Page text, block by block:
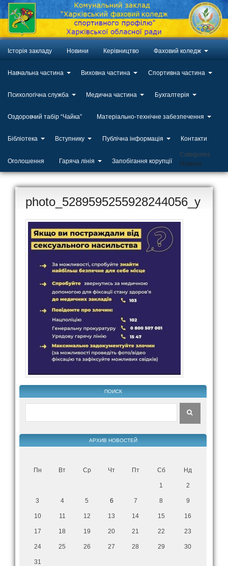
Історія закладу Новини Керівництво Фаховий коледж
Навчальна частина Виховна частина Спортивна частина
Психологічна служба Медична частина Бухгалтерія
Оздоровчий табір “Чайка” Матеріально-технічне забезпечення
Бібліотека Вступнику Публічна інформація Контакти
Оголошення Гаряча лінія Запобігання корупції
Categories
Новини
photo_5289595255928244056_y
ПОИСК
АРХИВ НОВОСТЕЙ
Пн Вт Ср Чт Пт Сб Нд
1 2
3 4 5 6 7 8 9
10 11 12 13 14 15 16
17 18 19 20 21 22 23
24 25 26 27 28 29 30
31